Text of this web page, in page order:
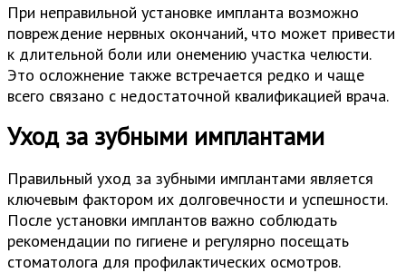
При неправильной установке импланта возможно
повреждение нервных окончаний, что может привести
к длительной боли или онемению участка челюсти.
Это осложнение также встречается редко и чаще
всего связано с недостаточной квалификацией врача.
Уход за зубными имплантами
Правильный уход за зубными имплантами является
ключевым фактором их долговечности и успешности.
После установки имплантов важно соблюдать
рекомендации по гигиене и регулярно посещать
стоматолога для профилактических осмотров.